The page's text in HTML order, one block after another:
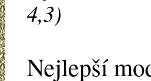
4,3)
Nejlepší